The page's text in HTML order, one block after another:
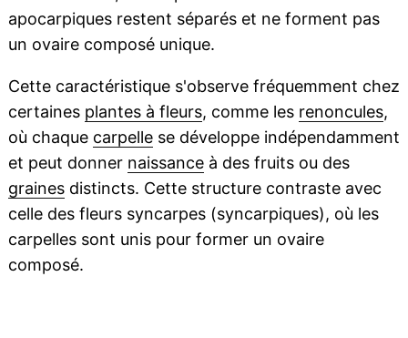
apocarpiques restent séparés et ne forment pas
un ovaire composé unique.
Cette caractéristique s'observe fréquemment chez
certaines plantes à fleurs, comme les renoncules,
où chaque carpellese développe indépendamment
et peut donner naissanceà des fruits ou des
grainesdistincts. Cette structure contraste avec
celle des fleurs syncarpes (syncarpiques), où les
carpelles sont unis pour former un ovaire
composé.